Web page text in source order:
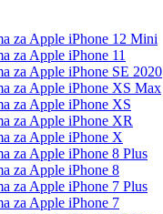
za Apple iPhone 12 Mini
za Apple iPhone 11
za Apple iPhone SE 2020
za Apple iPhone XS Max
za Apple iPhone XS
za Apple iPhone XR
za Apple iPhone X
za Apple iPhone 8 Plus
za Apple iPhone 8
za Apple iPhone 7 Plus
za Apple iPhone 7